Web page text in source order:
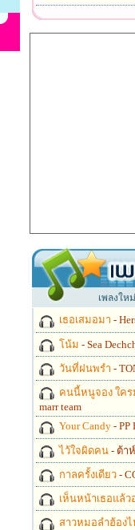
เพลงให
เธอเสมอมา -
โน้ม - Sea
วันที่ฝนพรำ -
คนนี้หนูจอง ใค
marr team
Your Candy - PP
ไว้ใจผิดคน - ต้า
กาลครั้งเดียว -
เห็นหน้าเธอแล้ว
สาวหมอลำฮ้องไ